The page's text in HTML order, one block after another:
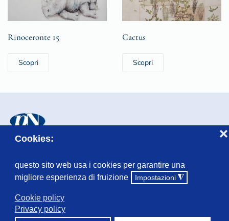
Cookies:
questo sito web usa i cookies per garantire una
migliore esperienza di fruizione
Impostazioni ◮
Cookie policy
Privacy policy
❌
Rinoceronte 15
Scopri
Cactus
Scopri
Ferrara